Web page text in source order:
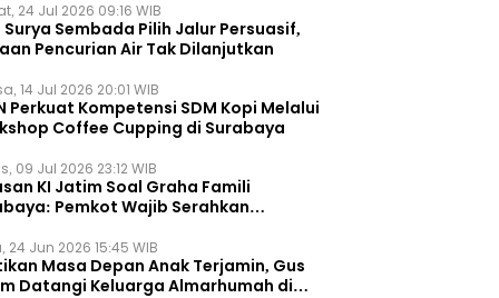
24 Jul 2026 09:16 WIB
Surya Sembada Pilih Jalur Persuasif,
Pencurian Air Tak Dilanjutkan
14 Jul 2026 20:01 WIB
Perkuat Kompetensi SDM Kopi Melalui
Coffee Cupping di Surabaya
09 Jul 2026 23:12 WIB
KI Jatim Soal Graha Famili
Pemkot Wajib Serahkan
24 Jun 2026 15:45 WIB
Masa Depan Anak Terjamin, Gus
Datangi Keluarga Almarhumah di